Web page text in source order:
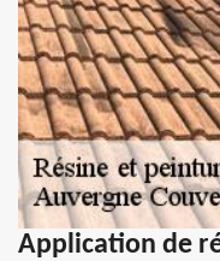
Application de